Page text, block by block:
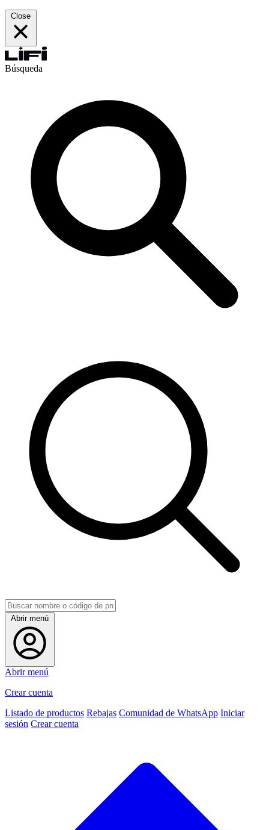
Close
Búsqueda
Abrir menú
Abrir menú
Crear cuenta
Listado de productos Rebajas Comunidad de WhatsApp Iniciar
sesión Crear cuenta